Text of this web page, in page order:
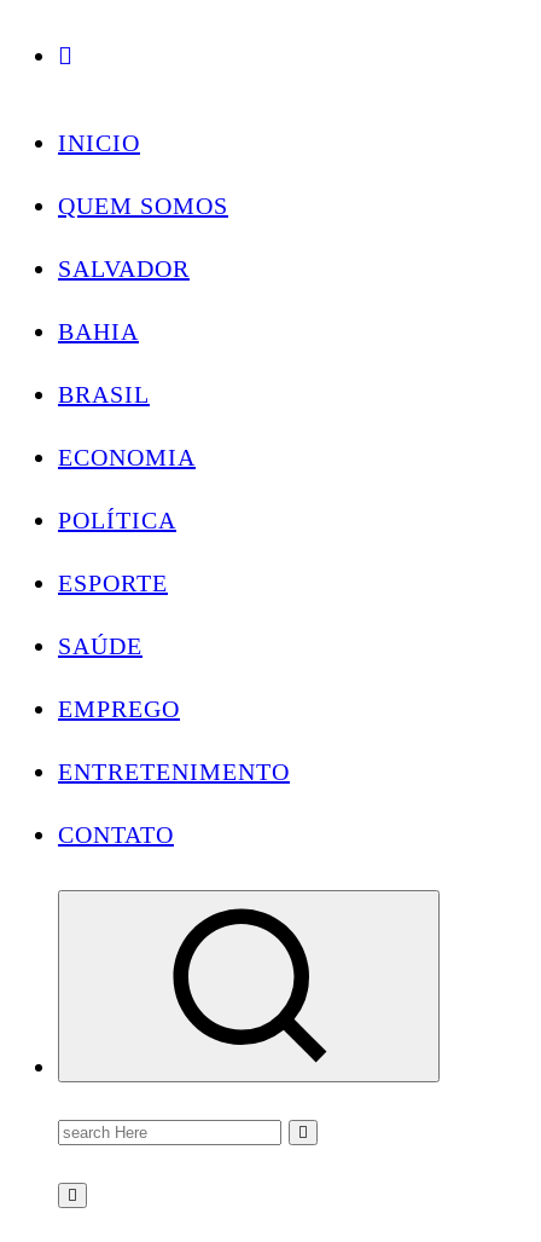
Skip
Conectando você às notícias do Brasil e do mundo com rapidez e confiabilidade.
INICIO
QUEM SOMOS
SALVADOR
BAHIA
BRASIL
ECONOMIA
POLÍTICA
ESPORTE
SAÚDE
EMPREGO
ENTRETENIMENTO
CONTATO
Search
for: